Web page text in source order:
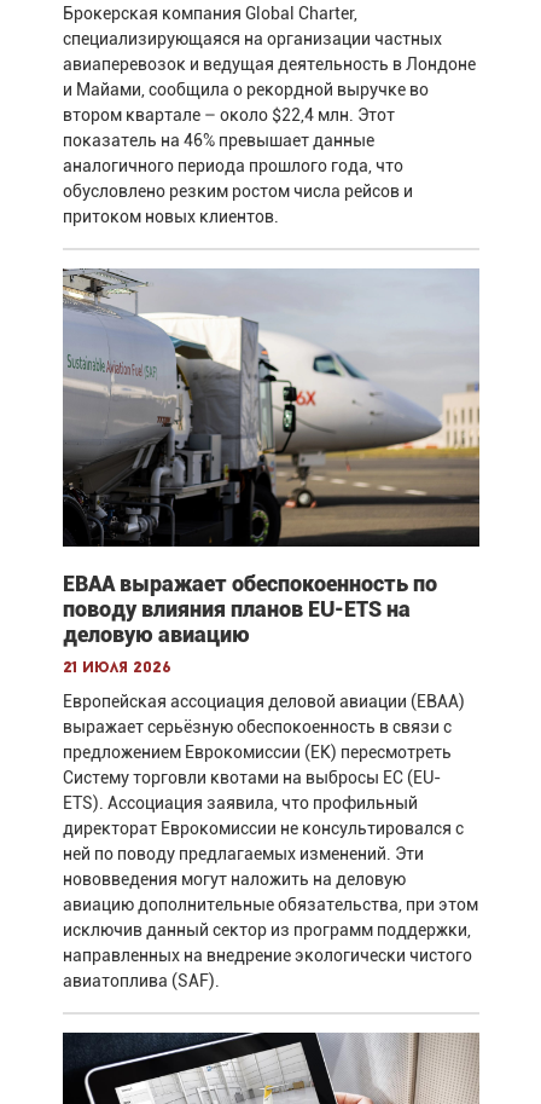
Брокерская компания Global Charter,
специализирующаяся на организации частных
авиаперевозок и ведущая деятельность в Лондоне
и Майами, сообщила о рекордной выручке во
втором квартале – около $22,4 млн. Этот
показатель на 46% превышает данные
аналогичного периода прошлого года, что
обусловлено резким ростом числа рейсов и
притоком новых клиентов.
EBAA выражает обеспокоенность по
поводу влияния планов EU-ETS на
деловую авиацию
21 июля 2026
Европейская ассоциация деловой авиации (EBAA)
выражает серьёзную обеспокоенность в связи с
предложением Еврокомиссии (ЕК) пересмотреть
Систему торговли квотами на выбросы ЕС (EU-
ETS). Ассоциация заявила, что профильный
директорат Еврокомиссии не консультировался с
ней по поводу предлагаемых изменений. Эти
нововведения могут наложить на деловую
авиацию дополнительные обязательства, при этом
исключив данный сектор из программ поддержки,
направленных на внедрение экологически чистого
авиатоплива (SAF).